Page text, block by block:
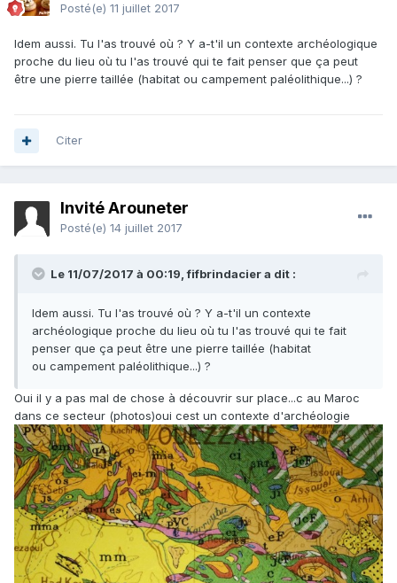
Posté(e) 11 juillet 2017
Idem aussi. Tu l'as trouvé où ? Y a-t'il un contexte archéologique
proche du lieu où tu l'as trouvé qui te fait penser que ça peut
être une pierre taillée (habitat ou campement paléolithique...) ?
Citer
Invité Arouneter
Posté(e) 14 juillet 2017
Le 11/07/2017 à 00:19,fifbrindaciera dit :
Idem aussi. Tu l'as trouvé où ? Y a-t'il un contexte
archéologique proche du lieu où tu l'as trouvé qui te fait
penser que ça peut être une pierre taillée (habitat
ou campement paléolithique...) ?
Oui il y a pas mal de chose à découvrir sur place...c au Maroc
dans ce secteur (photos)oui cest un contexte d'archéologie